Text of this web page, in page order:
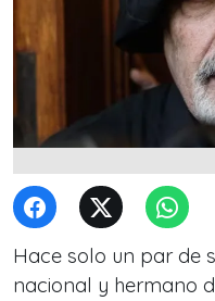
Hace solo un par de
nacional y hermano